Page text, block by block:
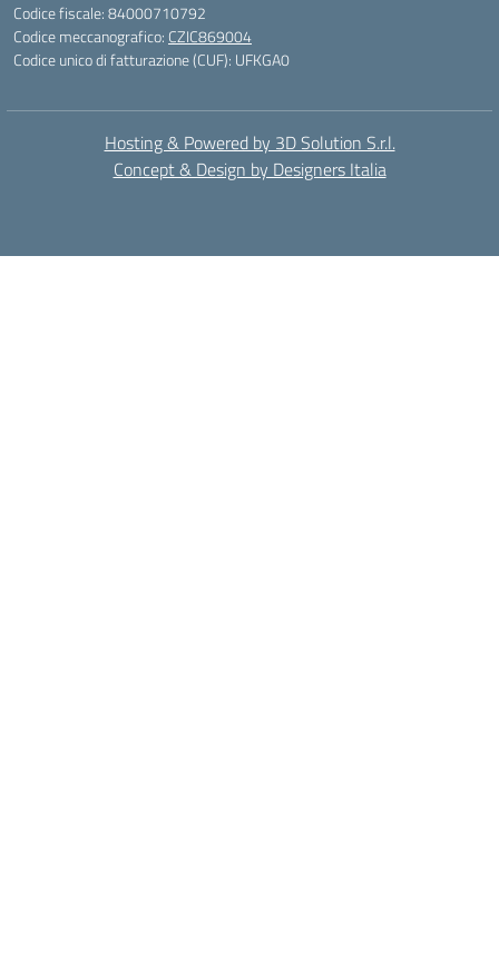
Codice fiscale: 84000710792
Codice meccanografico: CZIC869004
Codice unico di fatturazione (CUF): UFKGA0
Hosting & Powered by 3D Solution S.r.l.
Concept & Design by Designers Italia